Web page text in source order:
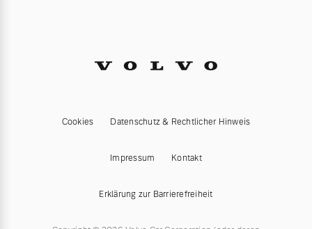
Cookies Datenschutz & Rechtlicher Hinweis
Impressum Kontakt
Erklärung zur Barrierefreiheit